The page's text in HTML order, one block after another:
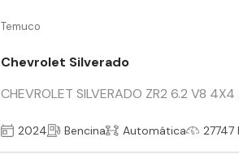
Temuco
Chevrolet Silverado
CHEVROLET SILVERADO ZR2 6.2 V8
2024 Bencina Automática 27747